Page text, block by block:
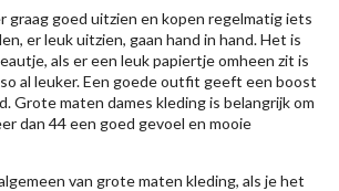
graag goed uitzien en kopen regelmatig iets
er leuk uitzien, gaan hand in hand. Het is
als er een leuk papiertje omheen zit is
al leuker. Een goede outfit geeft een boost
Grote maten dames kleding is belangrijk om
dan 44 een goed gevoel en mooie
van grote maten kleding, als je het